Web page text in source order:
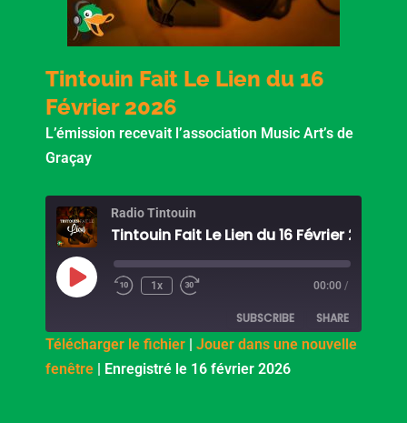
Tintouin Fait Le Lien du 16
Février 2026
L’émission recevait l’association Music Art’s de
Graçay
Radio Tintouin
Tintouin Fait Le Lien du 16 Février 2026
Play
Episode
1x 00:00 /
SUBSCRIBE SHARE
PocketCasts Podcast Addict
SHARE
Télécharger le fichier | Jouer dans une nouvelle
fenêtre | Enregistré le 16 février 2026